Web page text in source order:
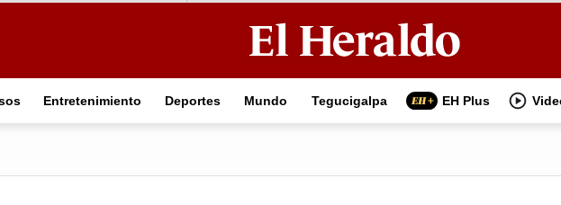
Entretenimiento Deportes Mundo Tegucigalpa EH Plus